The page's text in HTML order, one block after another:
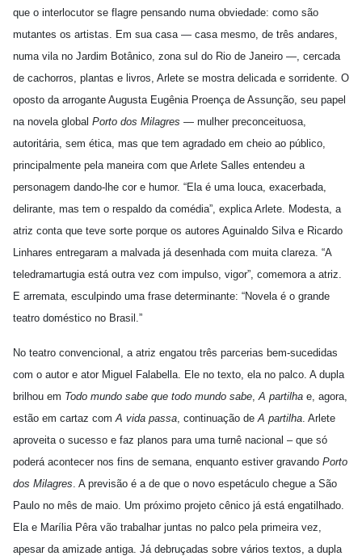
que o interlocutor se flagre pensando numa obviedade: como são
mutantes os artistas. Em sua casa — casa mesmo, de três andares,
numa vila no Jardim Botânico, zona sul do Rio de Janeiro —, cercada
de cachorros, plantas e livros, Arlete se mostra delicada e sorridente. O
oposto da arrogante Augusta Eugênia Proença de Assunção, seu papel
na novela global Porto dos Milagres — mulher preconceituosa,
autoritária, sem ética, mas que tem agradado em cheio ao público,
principalmente pela maneira com que Arlete Salles entendeu a
personagem dando-lhe cor e humor. “Ela é uma louca, exacerbada,
delirante, mas tem o respaldo da comédia”, explica Arlete. Modesta, a
atriz conta que teve sorte porque os autores Aguinaldo Silva e Ricardo
Linhares entregaram a malvada já desenhada com muita clareza. “A
teledramartugia está outra vez com impulso, vigor”, comemora a atriz.
E arremata, esculpindo uma frase determinante: “Novela é o grande
teatro doméstico no Brasil.”
No teatro convencional, a atriz engatou três parcerias bem-sucedidas
com o autor e ator Miguel Falabella. Ele no texto, ela no palco. A dupla
brilhou em Todo mundo sabe que todo mundo sabe,A partilha e, agora,
estão em cartaz comA vida passa, continuação de A partilha. Arlete
aproveita o sucesso e faz planos para uma turnê nacional – que só
poderá acontecer nos fins de semana, enquanto estiver gravando Porto
dos Milagres. A previsão é a de que o novo espetáculo chegue a São
Paulo no mês de maio. Um próximo projeto cênico já está engatilhado.
Ela e Marília Pêra vão trabalhar juntas no palco pela primeira vez,
apesar da amizade antiga. Já debruçadas sobre vários textos, a dupla